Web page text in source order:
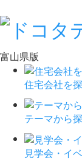
富山県版
住宅会社を
テーマから
見学会・イ